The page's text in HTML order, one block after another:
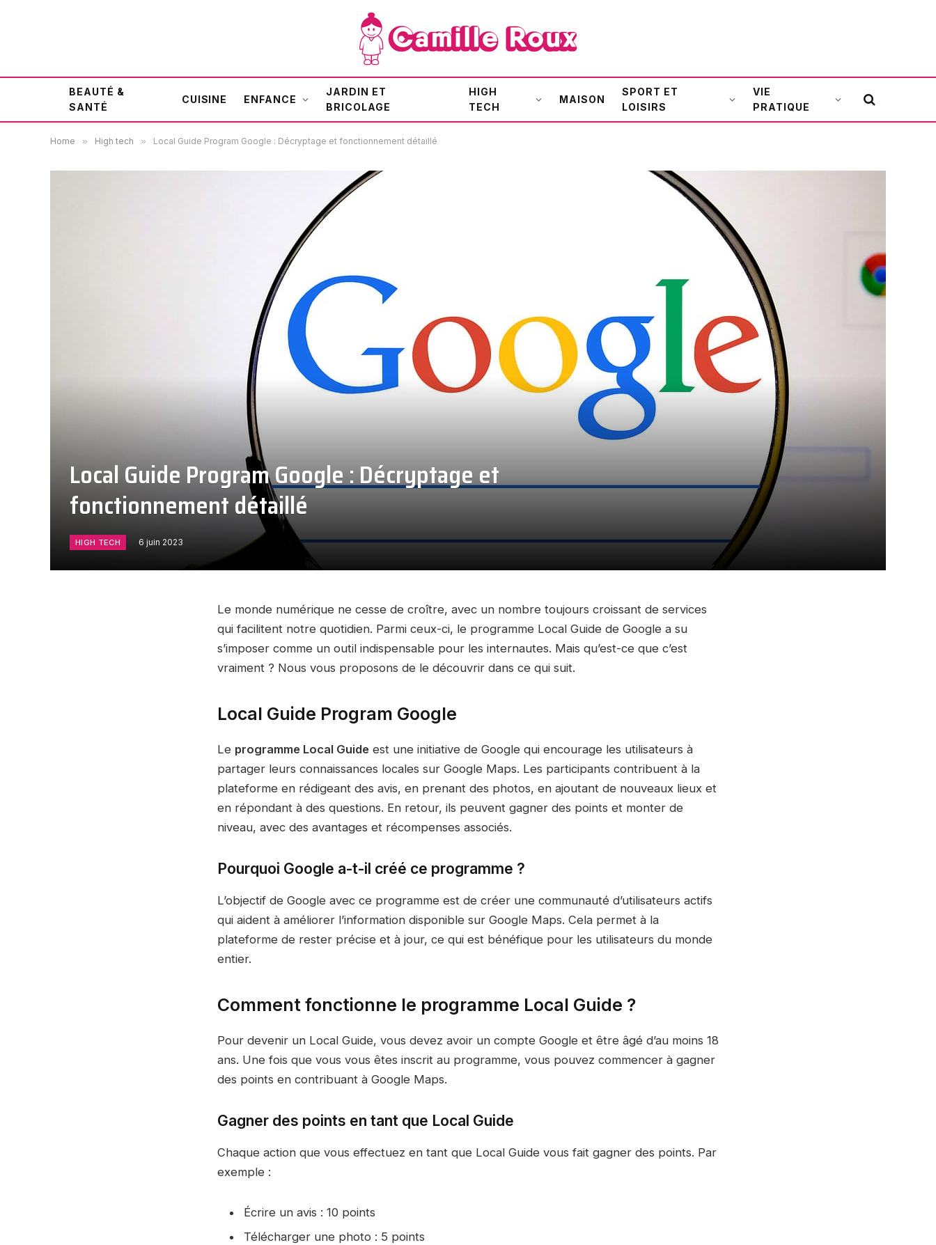
BEAUTÉ &
SANTÉ
CUISINE ENFANCE
JARDIN ET
BRICOLAGE
HIGH
TECH
MAISON
SPORT ET
LOISIRS
VIE
PRATIQUE
Home » High tech » Local Guide Program Google : Décryptage et fonctionnement détaillé
Local Guide Program Google : Décryptage et
fonctionnement détaillé
HIGH TECH 6 juin 2023
Le monde numérique ne cesse de croître, avec un nombre toujours croissant de services
qui facilitent notre quotidien. Parmi ceux-ci, le programme Local Guide de Google a su
s’imposer comme un outil indispensable pour les internautes. Mais qu’est-ce que c’est
vraiment ? Nous vous proposons de le découvrir dans ce qui suit.
Local Guide Program Google
Le programme Local Guide est une initiative de Google qui encourage les utilisateurs à
partager leurs connaissances locales sur Google Maps. Les participants contribuent à la
plateforme en rédigeant des avis, en prenant des photos, en ajoutant de nouveaux lieux et
en répondant à des questions. En retour, ils peuvent gagner des points et monter de
niveau, avec des avantages et récompenses associés.
Pourquoi Google a-t-il créé ce programme ?
L’objectif de Google avec ce programme est de créer une communauté d’utilisateurs actifs
qui aident à améliorer l’information disponible sur Google Maps. Cela permet à la
plateforme de rester précise et à jour, ce qui est bénéfique pour les utilisateurs du monde
entier.
Comment fonctionne le programme Local Guide ?
Pour devenir un Local Guide, vous devez avoir un compte Google et être âgé d’au moins 18
ans. Une fois que vous vous êtes inscrit au programme, vous pouvez commencer à gagner
des points en contribuant à Google Maps.
Gagner des points en tant que Local Guide
Chaque action que vous effectuez en tant que Local Guide vous fait gagner des points. Par
exemple :
Écrire un avis : 10 points
Télécharger une photo : 5 points